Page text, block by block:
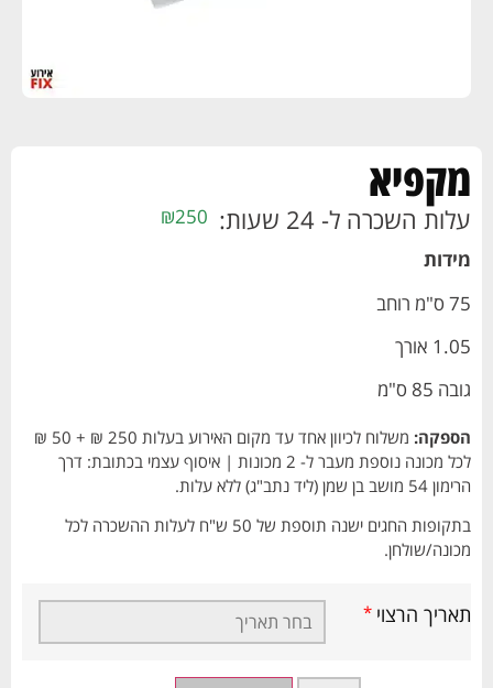
מקפיא
עלות השכרה ל- 24 שעות: ₪250
מידות
75 ס"מ רוחב
1.05 אורך
גובה 85 ס"מ
הספקה:
משלוח לכיוון אחד עד מקום האירוע בעלות 250 ₪ + 50 ₪
לכל מכונה נוספת מעבר ל- 2 מכונות | איסוף עצמי בכתובת: דרך
הרימון 54 מושב בן שמן (ליד נתב"ג) ללא עלות.
בתקופות החגים ישנה תוספת של 50 ש"ח לעלות ההשכרה לכל
מכונה/שולחן.
תאריך הרצוי *